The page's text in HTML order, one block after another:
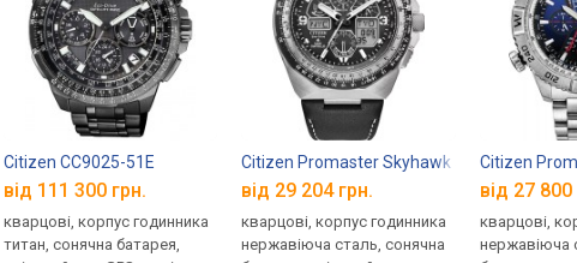
Citizen CC9025-51E
від 111 300 грн.
кварцові, корпус годинника
титан, сонячна батарея,
Citizen Promaster Skyhawk JY8149-05E
від 29 204 грн.
кварцові, корпус годинника
нержавіюча сталь, сонячна
Citizen
від 27 800
кварцові,
нержавіюча